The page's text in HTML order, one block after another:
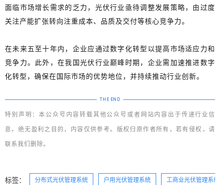
面临市场增长需求的乏力，光伏行业亟待调整发展策略，由过度
关注产能扩张转向注重成本、品质及交付等核心竞争力。
在未来五至十年内， 企业应通过数字化转型以提高市场适应力和
竞争力。此外，在我国光伏行业巅峰时期，企业需加速推进数字
化转型，确保在国际市场的优势地位，并持续推动行业创新。
THE END
特别声明：本公众号内容转载其他公众号或者网站内容出于传递行业信
息，绝无盈利之目的，内容仅供参考。版权归原作者所有，若有侵权，请
联系我们删除。
标签： 分布式光伏管理系统 户用光伏管理系统 工商业光伏管理系统